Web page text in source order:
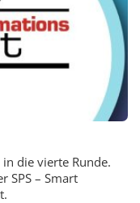
die vierte Runde.
SPS – Smart